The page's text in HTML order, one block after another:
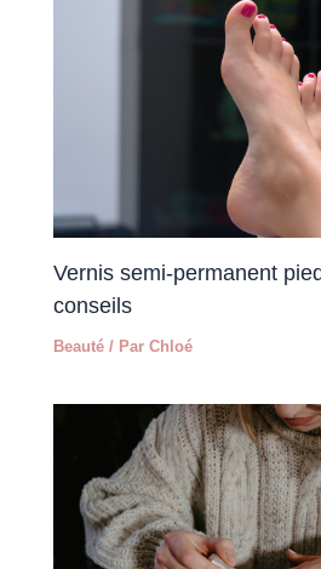
Vernis semi-permanent
conseils
Beauté / ParChloé